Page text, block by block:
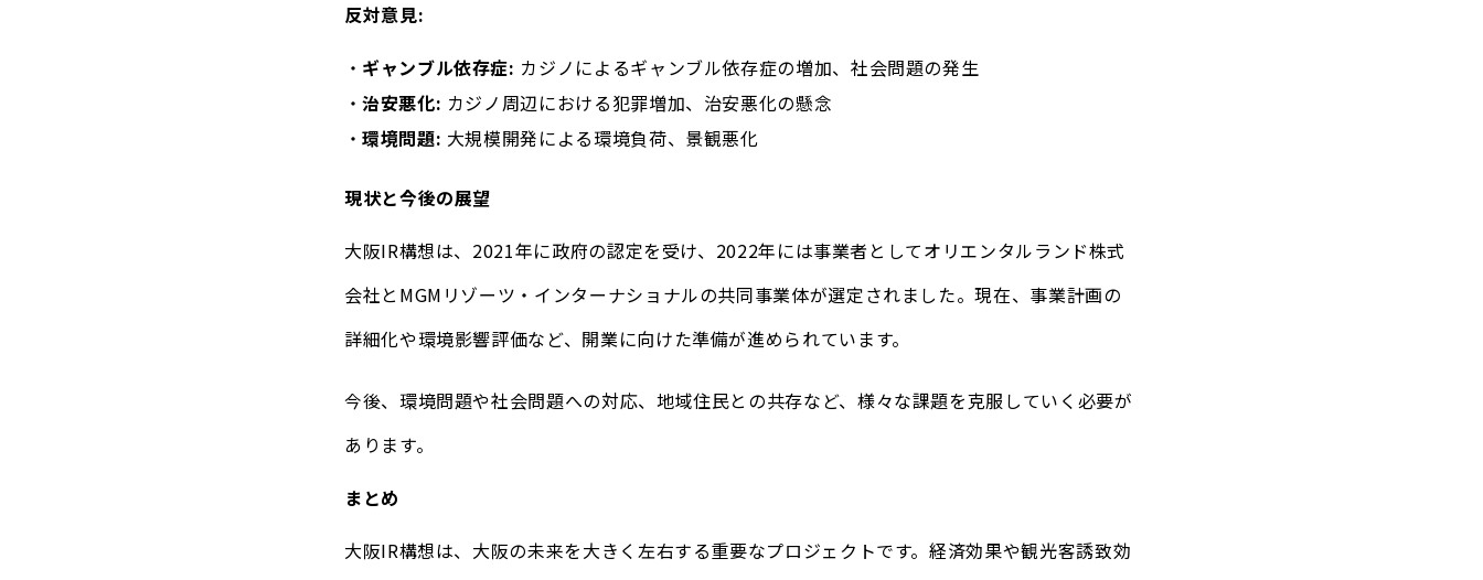
反対意見:
ギャンブル依存症: カジノによるギャンブル依存症の増加、社会問題の発生
治安悪化: カジノ周辺における犯罪増加、治安悪化の懸念
環境問題: 大規模開発による環境負荷、景観悪化
現状と今後の展望
大阪IR構想は、2021年に政府の認定を受け、2022年には事業者としてオリエンタルランド株式
会社とMGMリゾーツ・インターナショナルの共同事業体が選定されました。現在、事業計画の
詳細化や環境影響評価など、開業に向けた準備が進められています。
今後、環境問題や社会問題への対応、地域住民との共存など、様々な課題を克服していく必要が
あります。
まとめ
大阪IR構想は、大阪の未来を大きく左右する重要なプロジェクトです。経済効果や観光客誘致効